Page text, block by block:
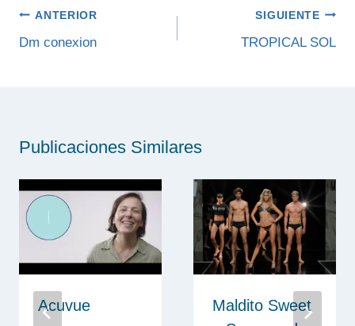
Navegación
de
ANTERIOR
Dm conexion
SIGUIENTE
TROPICAL SOL
Publicaciones Similares
Acuvue
Maldito Sweet